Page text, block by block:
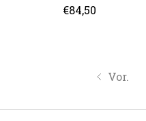
€84,50
Vor.